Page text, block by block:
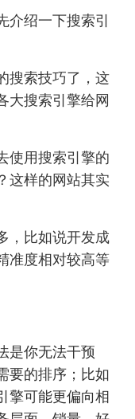
绍一下搜索引
搜索技巧了，这
大搜索引擎给网
使用搜索引擎的
这样的网站其实
，比如说开发成
准度相对较高等
是你无法干预
要的排序；比如
擎可能更偏向相